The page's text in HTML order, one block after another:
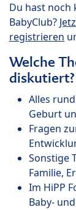
Du hast noch
BabyClub?
registrieren
Welche
diskutiert?
Alles
Geburt
Fragen
Sonstige
Familie,
Im HiPP
Baby-